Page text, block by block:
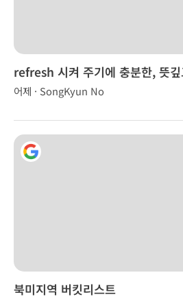
refresh 시켜 주기에 충분한, 뜻
어제 · SongKyun No
북미지역 버킷리스트